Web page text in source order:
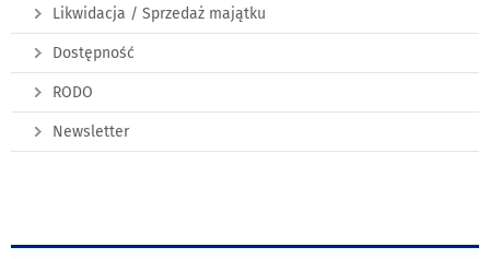
Likwidacja / Sprzedaż majątku
Dostępność
RODO
Newsletter